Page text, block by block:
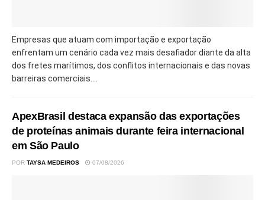
Empresas que atuam com importação e exportação
enfrentam um cenário cada vez mais desafiador diante da alta
dos fretes marítimos, dos conflitos internacionais e das novas
barreiras comerciais....
ApexBrasil destaca expansão das exportações
de proteínas animais durante feira internacional
em São Paulo
POR TAYSA MEDEIROS 07/08/2026